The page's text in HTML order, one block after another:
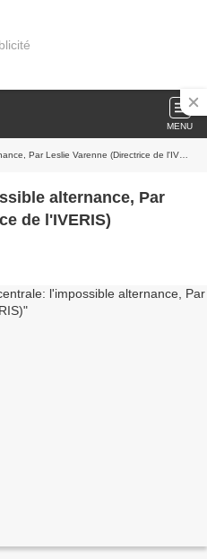
MENU
Par Leslie Varenne (Directrice de l'IVERIS)
alternance, Par
de l'IVERIS)